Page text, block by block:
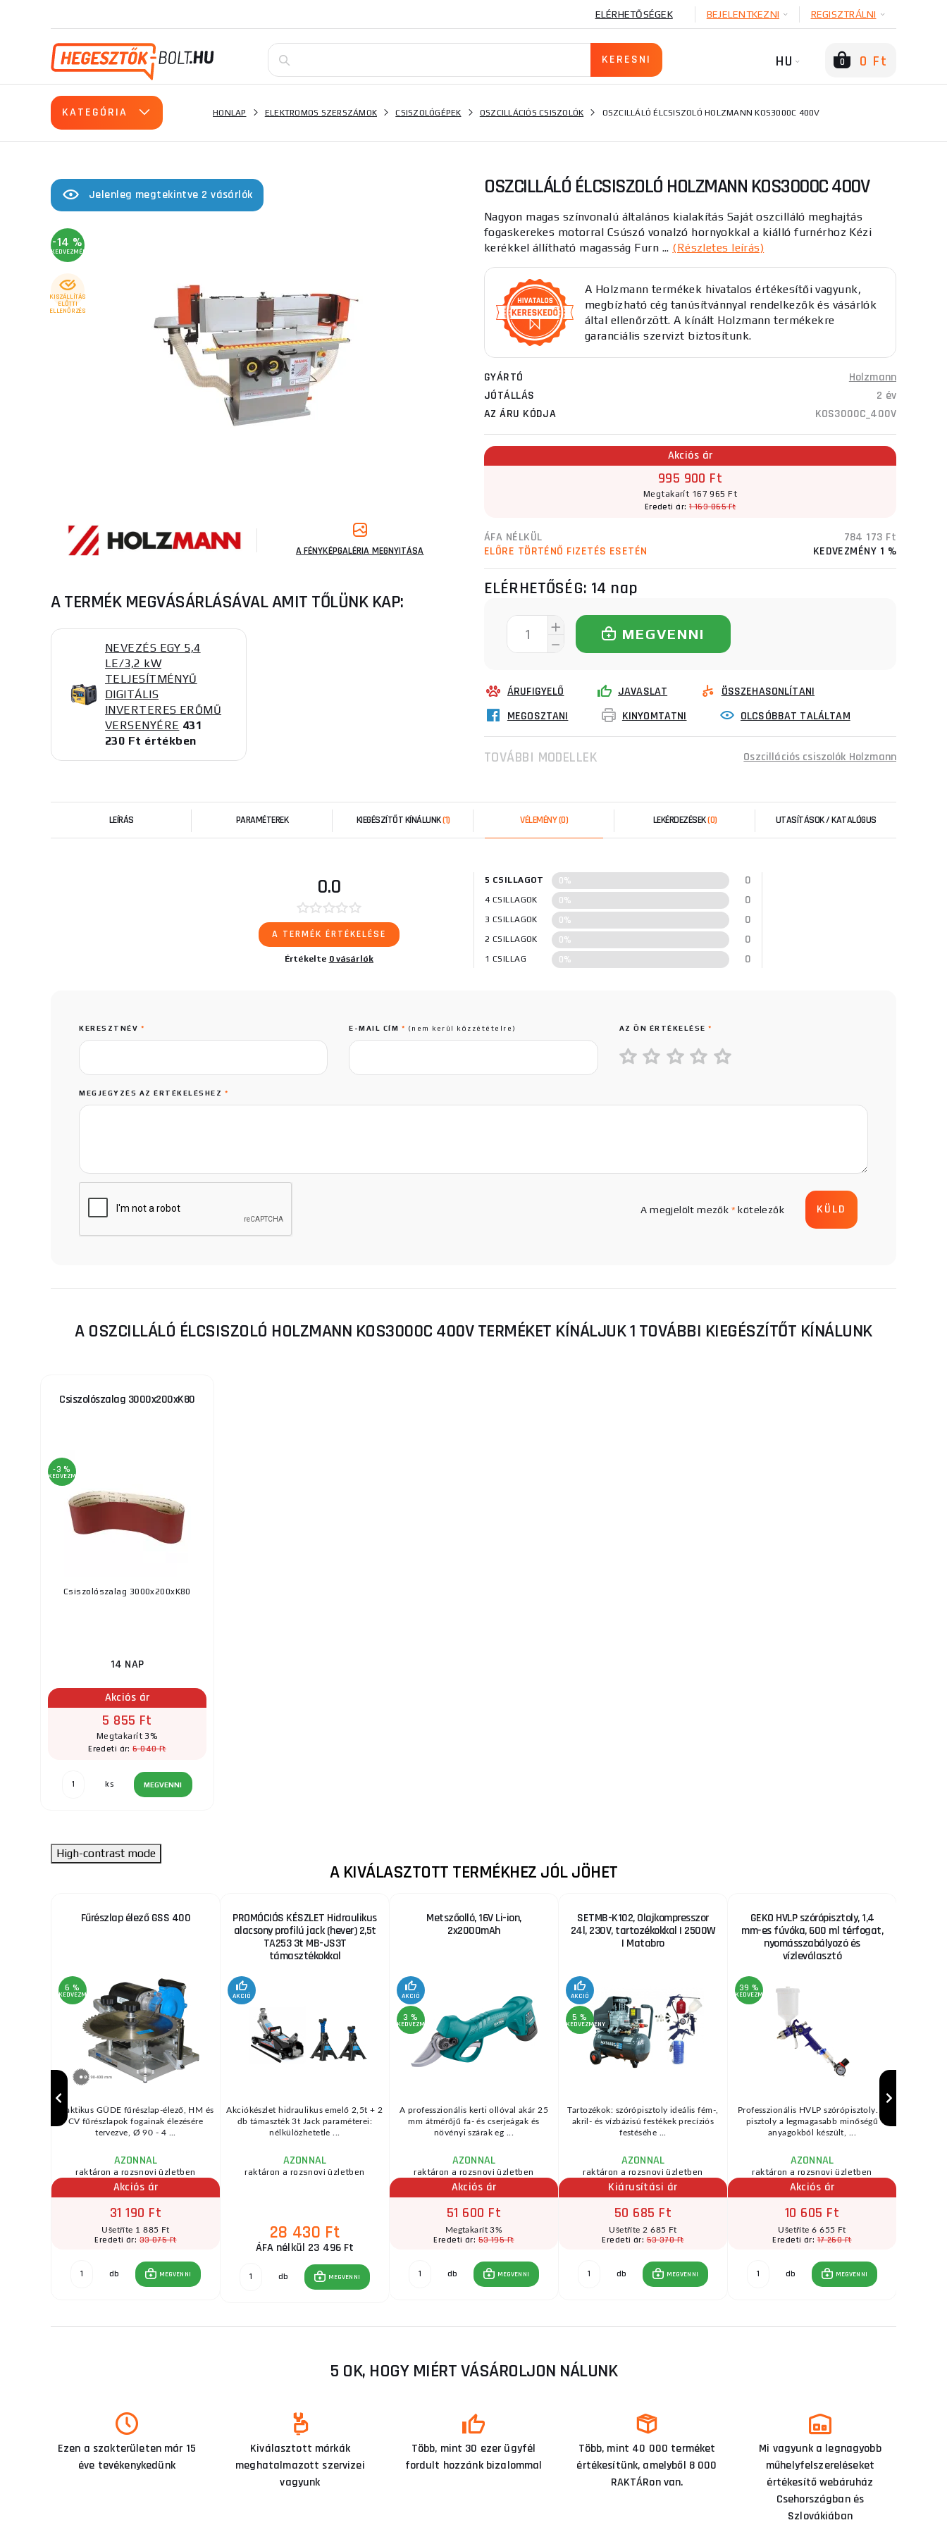
ELÉRHETŐSÉGEK BEJELENTKEZNI REGISZTRÁLNI
HU 0 0 Ft
KATEGÓRIA HONLAP ELEKTROMOS SZERSZÁMOK CSISZOLÓGÉPEK OSZCILLÁCIÓS CSISZOLÓK OSZCILLÁLÓ ÉLCSISZOLÓ HOLZMANN KOS3000C 400V
Jelenleg megtekintve 2 vásárlók
-14 %
KEDVEZMÉNY
KISZÁLLÍTÁS
ELŐTTI
ELLENŐRZÉS
A FÉNYKÉPGALÉRIA MEGNYITÁSA
A TERMÉK MEGVÁSÁRLÁSÁVAL AMIT TŐLÜNK KAP:
NEVEZÉS EGY 5,4
LE/3,2 kW
TELJESÍTMÉNYŰ
DIGITÁLIS
INVERTERES ERŐMŰ
VERSENYÉRE 431
230 Ft értékben
OSZCILLÁLÓ ÉLCSISZOLÓ HOLZMANN KOS3000C 400V
Nagyon magas színvonalú általános kialakítás Saját oszcilláló meghajtás
fogaskerekes motorral Csúszó vonalzó hornyokkal a kiálló furnérhoz Kézi
kerékkel állítható magasság Furn ... (Részletes leírás)
A Holzmann termékek hivatalos értékesítői vagyunk,
megbízható cég tanúsítvánnyal rendelkezők és vásárlók
által ellenőrzött. A kínált Holzmann termékekre
garanciális szervizt biztosítunk.
GYÁRTÓ
Holzmann
JÓTÁLLÁS
2 év
AZ ÁRU KÓDJA
KOS3000C_400V
Akciós ár
995 900 Ft
Megtakarít 167 965 Ft
Eredeti ár: 1 163 865 Ft
ÁFA NÉLKÜL
784 173 Ft
ELŐRE TÖRTÉNŐ FIZETÉS ESETÉN
KEDVEZMÉNY 1 %
ELÉRHETŐSÉG: 14 nap
MEGVENNI
ÁRUFIGYELŐ JAVASLAT
ÖSSZEHASONLÍTANI
MEGOSZTANI
KINYOMTATNI OLCSÓBBAT TALÁLTAM
TOVÁBBI MODELLEK Oszcillációs csiszolók Holzmann
LEÍRÁS PARAMÉTEREK KIEGÉSZÍTŐT KÍNÁLUNK(1) VÉLEMÉNY(0) LEKÉRDEZÉSEK(0) UTASÍTÁSOK / KATALÓGUS
0.0
A TERMÉK ÉRTÉKELÉSE
Értékelte 0 vásárlók
5 CSILLAGOT 0% 0
4 CSILLAGOK 0% 0
3 CSILLAGOK 0% 0
2 CSILLAGOK 0% 0
1 CSILLAG 0% 0
KERESZTNÉV * E-MAIL CÍM * (nem kerül közzétételre) AZ ÖN ÉRTÉKELÉSE*
MEGJEGYZÉS AZ ÉRTÉKELÉSHEZ *
A megjelölt mezők * kötelezők
A OSZCILLÁLÓ ÉLCSISZOLÓ HOLZMANN KOS3000C 400V TERMÉKET KÍNÁLJUK 1 TOVÁBBI KIEGÉSZÍTŐT KÍNÁLUNK
Csiszolószalag 3000x200xK80
-3 %
KEDVEZMÉNY
Csiszolószalag 3000x200xK80
14 NAP
Akciós ár
5 855 Ft
Megtakarít 3%
Eredeti ár:6 040 Ft
ks MEGVENNI
High-contrast mode
A KIVÁLASZTOTT TERMÉKHEZ JÓL JÖHET
Fűrészlap élező GSS 400
6 %
KEDVEZMÉNY
Praktikus GÜDE fűrészlap-élező, HM és
CV fűrészlapok fogainak élezésére
tervezve, Ø 90 - 4 ...
AZONNAL
raktáron a rozsnovi üzletben
Akciós ár
31 190 Ft
Ušetříte 1 885 Ft
Eredeti ár:33 075 Ft
db MEGVENNI
PROMÓCIÓS KÉSZLET Hidraulikus
alacsony profilú jack (hever) 2,5t
TA253 3t MB-JS3T
támasztékokkal
AKCIÓ
Akciókészlet hidraulikus emelő 2,5t + 2
db támaszték 3t Jack paraméterei:
nélkülözhetetle ...
AZONNAL
raktáron a rozsnovi üzletben
28 430 Ft
ÁFA nélkül 23 496 Ft
db MEGVENNI
Metszőolló, 16V Li-ion,
2x2000mAh
AKCIÓ
3 %
KEDVEZMÉNY
A professzionális kerti ollóval akár 25
mm átmérőjű fa- és cserjeágak és
növényi szárak eg ...
AZONNAL
raktáron a rozsnovi üzletben
Akciós ár
51 600 Ft
Megtakarít 3%
Eredeti ár:53 195 Ft
db MEGVENNI
SETMB-K102, Olajkompresszor
24l, 230V, tartozékokkal | 2500W
| Matabro
AKCIÓ
5 %
KEDVEZMÉNY
Tartozékok: szórópisztoly ideális fém-,
akril- és vízbázisú festékek precíziós
festéséhe ...
AZONNAL
raktáron a rozsnovi üzletben
Kiárusítási ár
50 685 Ft
Ušetříte 2 685 Ft
Eredeti ár:53 370 Ft
db MEGVENNI
GEKO HVLP szórópisztoly, 1,4
mm-es fúvóka, 600 ml térfogat,
nyomásszabályozó és
vízleválasztó
39 %
KEDVEZMÉNY
Professzionális HVLP szórópisztoly. A
pisztoly a legmagasabb minőségű
anyagokból készült, ...
AZONNAL
raktáron a rozsnovi üzletben
Akciós ár
10 605 Ft
Ušetříte 6 655 Ft
Eredeti ár:17 260 Ft
db MEGVENNI
5 OK, HOGY MIÉRT VÁSÁROLJON NÁLUNK
Ezen a szakterületen már 15
éve tevékenykedünk
Kiválasztott márkák
meghatalmazott szervizei
vagyunk
Több, mint 30 ezer ügyfél
fordult hozzánk bizalommal
Több, mint 40 000 terméket
értékesítünk, amelyből 8 000
RAKTÁRon van.
Mi vagyunk a legnagyobb
műhelyfelszereléseket
értékesítő webáruház
Csehországban és
Szlovákiában